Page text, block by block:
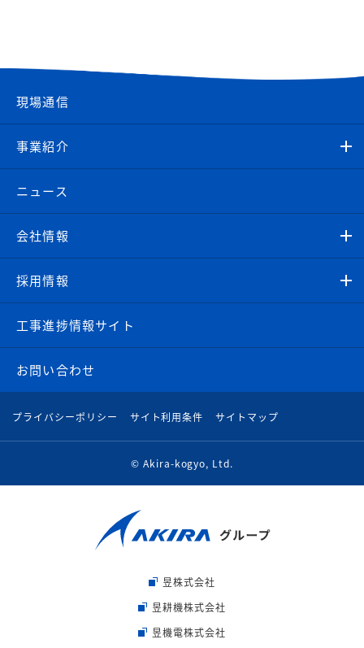
現場通信
事業紹介
ニュース
会社情報
採用情報
工事進捗情報サイト
お問い合わせ
プライバシーポリシー サイト利用条件 サイトマップ
© Akira-kogyo, Ltd.
昱株式会社
昱耕機株式会社
昱機電株式会社